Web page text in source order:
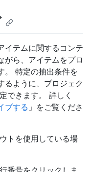
イテムに関するコンテ
がら、アイテムをプロ
。 特定の抽出条件を
るように、プロジェク
できます。 詳しく
ブする 」をご覧くださ
トを使用している場